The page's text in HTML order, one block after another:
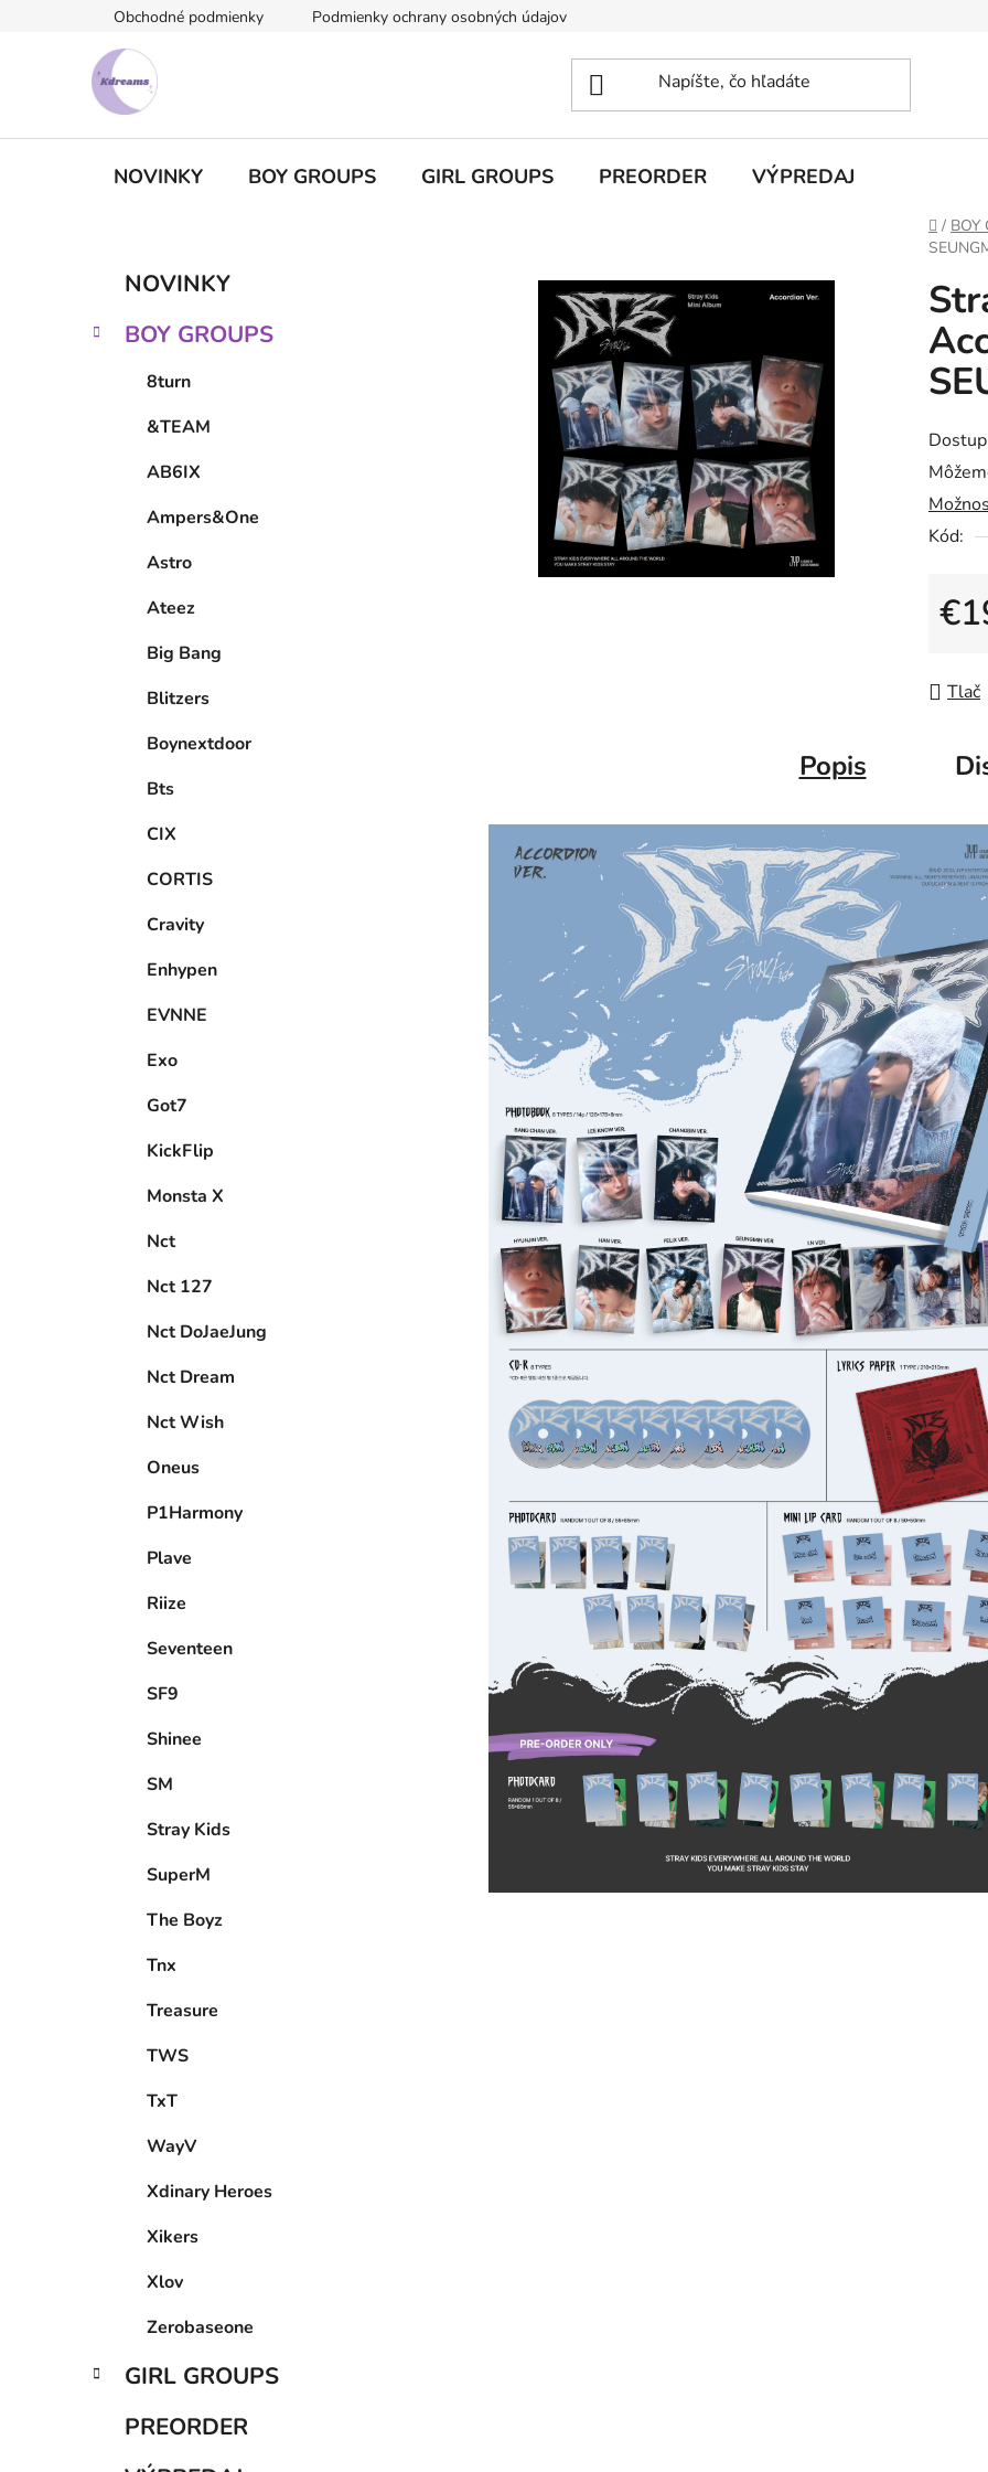
Obchodné podmienky Podmienky ochrany osobných údajov
NOVINKY BOY GROUPS GIRL GROUPS PREORDER VÝPREDAJ
Domov
/ BOY
č
Preskočiť
kategórie
e
NOVINKY
BOY GROUPS
8turn
&TEAM
AB6IX
Ampers&One
Astro
Ateez
Big Bang
Blitzers
Boynextdoor
Bts
CIX
CORTIS
Cravity
Enhypen
EVNNE
Exo
Got7
KickFlip
Monsta X
Nct
Nct 127
Nct DoJaeJung
Nct Dream
Nct Wish
Oneus
P1Harmony
Plave
Riize
Seventeen
SF9
Shinee
SM
Stray Kids
SuperM
The Boyz
Tnx
Treasure
TWS
TxT
WayV
Xdinary Heroes
Xikers
Xlov
Zerobaseone
GIRL GROUPS
PREORDER
Kód:
Tlač
Popis